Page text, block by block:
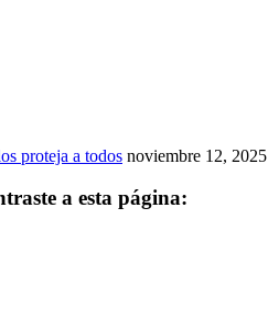
proteja a todos noviembre 12, 2025
a esta página: